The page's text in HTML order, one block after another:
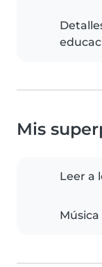
Mis
Leer a
Música